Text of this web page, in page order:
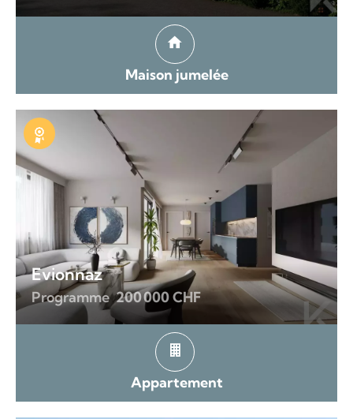
Maison jumelée
Exclusivité
Evionnaz
Programme 200 000 CHF
Appartement